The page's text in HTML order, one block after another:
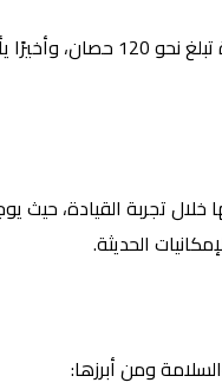
تجربة القيادة، حيث
الحديثة.